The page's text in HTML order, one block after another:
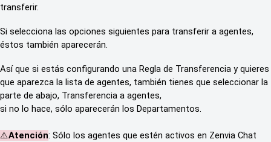
transferir.
Si selecciona las opciones siguientes para transferir a agentes,
éstos también aparecerán.
Así que si estás configurando una Regla de Transferencia y quieres
que aparezca la lista de agentes, también tienes que seleccionar la
parte de abajo, Transferencia a agentes,
si no lo hace, sólo aparecerán los Departamentos.
⚠️Atención: Sólo los agentes que estén activos en Zenvia Chat